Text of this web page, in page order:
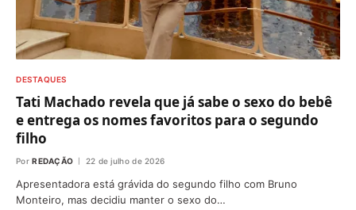
DESTAQUES
Tati Machado revela que já sabe o sexo do bebê
e entrega os nomes favoritos para o segundo
filho
Por REDAÇÃO 22 de julho de 2026
Apresentadora está grávida do segundo filho com Bruno
Monteiro, mas decidiu manter o sexo do…